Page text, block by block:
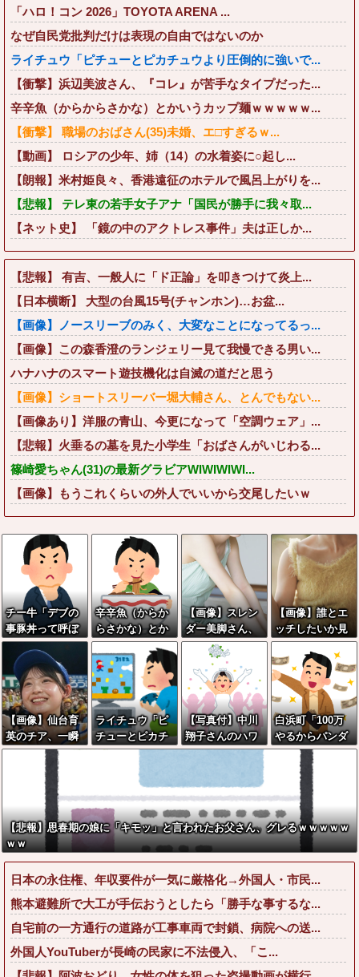
うw w w w w w w w w
w w
「ハロ！コン 2026」TOYOTA ARENA ...
なぜ自民党批判だけは表現の自由ではないのか
ライチュウ「ピチューとピカチュウより圧倒的に強いで...
【衝撃】浜辺美波さん、『コレ』が苦手なタイプだった...
辛辛魚（からからさかな）とかいうカップ麺ｗｗｗｗｗ...
【衝撃】 職場のおばさん(35)未婚、エ□すぎるｗ...
【動画】 ロシアの少年、姉（14）の水着姿に○起し...
【朗報】米村姫良々、香港遠征のホテルで風呂上がりを...
【悲報】 テレ東の若手女子アナ「国民が勝手に我々取...
【ネット史】 「鏡の中のアクトレス事件」夫は正しか...
【悲報】 有吉、一般人に「ド正論」を叩きつけて炎上...
【日本横断】 大型の台風15号(チャンホン)…お盆...
【画像】ノースリーブのみく、大変なことになってるっ...
【画像】この森香澄のランジェリー見て我慢できる男い...
ハナハナのスマート遊技機化は自滅の道だと思う
【画像】ショートスリーバー堀大輔さん、とんでもない...
【画像あり】洋服の青山、今更になって「空調ウェア」...
【悲報】火垂るの墓を見た小学生「おばさんがいじわる...
篠崎愛ちゃん(31)の最新グラビアWIWIWIWI...
【画像】もうこれくらいの外人でいいから交尾したいｗ
チー牛「デブの
事豚丼って呼ぼ
うぜ！」←これ
が流行らなかっ
た理由
辛辛魚（からか
らさかな）とか
いうカップ麺ｗ
ｗｗｗｗｗｗｗ
ｗｗ
【画像】スレン
ダー美脚さん、
とんでもないダ
ンスを披露して
しまうwwwww
wwww
【画像】誰とエ
ッチしたいか見
解が別れる六人
衆、見つかるww
wwwww
【画像】仙台育
英のチア、一瞬
見ただけで勃起
すると話題に
ライチュウ「ピ
チューとピカチ
ュウより圧倒的
に強いですｗｗ
ｗｗ」←こいつ
が不人気な理由
【写真付】中川
翔子さんのハワ
イの結婚式、何
い
白浜町「100万
やるからパンダ
に代わる観光資
源考えて」
【悲報】思春期の娘に「キモッ」と言われたお父さん、グレるｗｗｗｗｗ
ｗｗ
日本の永住権、年収要件が一気に厳格化→外国人・市民...
熊本避難所で大工が手伝おうとしたら「勝手な事するな...
自宅前の一方通行の道路が工事車両で封鎖、病院への送...
外国人YouTuberが長崎の民家に不法侵入、「こ...